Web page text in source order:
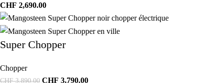
CHF 2,690.00
Super Chopper
Chopper
CHF3,890.00 CHF 3,790.00